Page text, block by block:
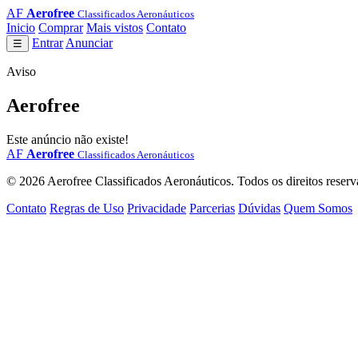
AF Aerofree Classificados Aeronáuticos
Inicio Comprar Mais vistos Contato
☰ Entrar Anunciar
Aviso
Aerofree
Este anúncio não existe!
AF Aerofree Classificados Aeronáuticos
© 2026 Aerofree Classificados Aeronáuticos. Todos os direitos
Contato Regras de Uso Privacidade Parcerias Dúvidas Quem Somos